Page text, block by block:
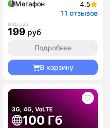
Мегафон
4.5
11 отзывов
990 руб
199 руб
Подробнее
В корзину
3G, 4G, VoLTE
100 Гб